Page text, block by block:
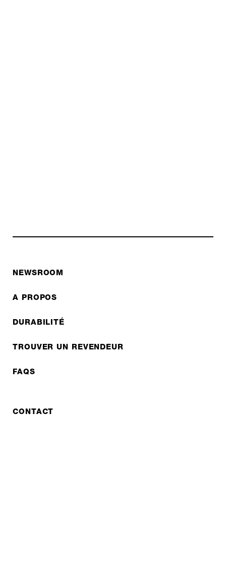
NEWSROOM
A PROPOS
DURABILITÉ
TROUVER UN REVENDEUR
FAQS
CONTACT